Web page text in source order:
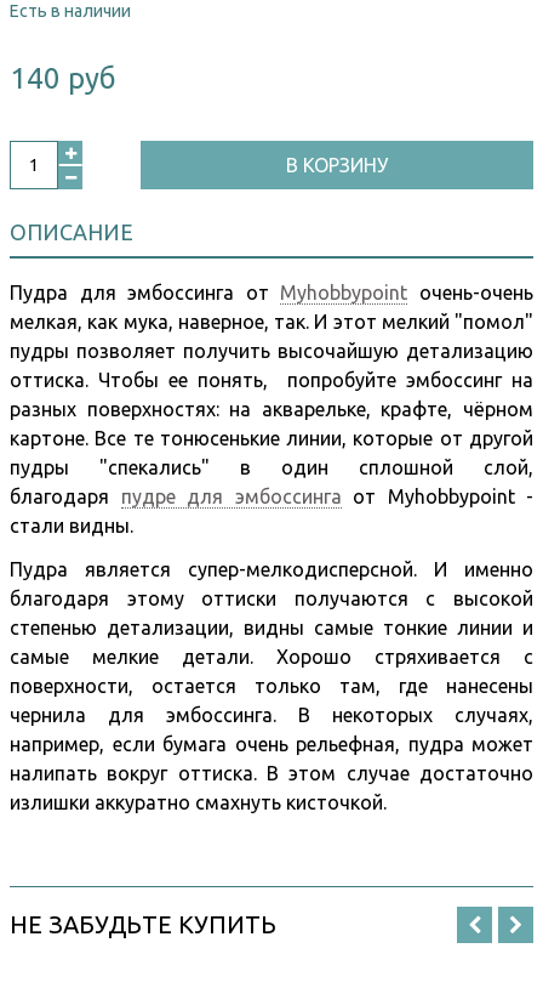
Есть в наличии
140 руб
В КОРЗИНУ
ОПИСАНИЕ
Пудра для эмбоссинга от Myhobbypoint очень-очень
мелкая, как мука, наверное, так. И этот мелкий "помол"
пудры позволяет получить высочайшую детализацию
оттиска. Чтобы ее понять, попробуйте эмбоссинг на
разных поверхностях: на акварельке, крафте, чёрном
картоне. Все те тонюсенькие линии, которые от другой
пудры "спекались" в один сплошной слой,
благодаря пудре для эмбоссинга от Myhobbypoint -
стали видны.
Пудра является супер-мелкодисперсной. И именно
благодаря этому оттиски получаются с высокой
степенью детализации, видны самые тонкие линии и
самые мелкие детали. Хорошо стряхивается с
поверхности, остается только там, где нанесены
чернила для эмбоссинга. В некоторых случаях,
например, если бумага очень рельефная, пудра может
налипать вокруг оттиска. В этом случае достаточно
излишки аккуратно смахнуть кисточкой.
НЕ ЗАБУДЬТЕ КУПИТЬ